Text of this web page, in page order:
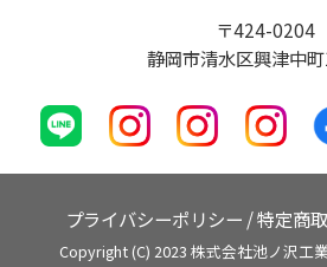
〒424-0204
静岡市清水区興津中
プライバシーポリシー /特定商
Copyright (C) 2023 株式会社池ノ沢工